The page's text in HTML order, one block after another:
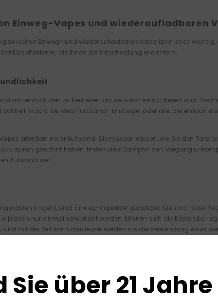
Einweg-Vapes und wiederaufladbaren
zwischen Einweg- und wiederaufladbaren Vaporizern ist es
die Ihnen die Entscheidung erleichtern.
am einfachsten zu bedienen, da sie sofort einsatzbereit sind. Sie
macht sie ideal für Dampf-Einsteiger oder alle, die einfach
erfordern mehr Aufwand. Sie müssen wissen, wie Sie den Tank
daran gewöhnt haben, finden viele Dampfer den Vorgang
Aufwand wert.
angeht, sind Einweg-Vaporizer günstiger. Sie sind in der
jedoch nur einmal verwendet werden, können sich die Kosten bei
und mit der Zeit kann das teurer werden als die Verwendung eines
Sie über 21